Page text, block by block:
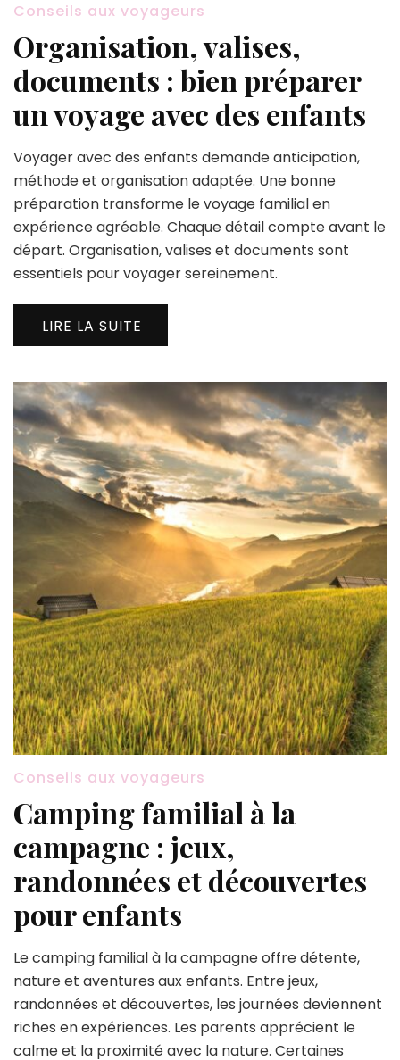
Conseils aux voyageurs
Organisation, valises,
documents : bien préparer
un voyage avec des enfants
Voyager avec des enfants demande anticipation,
méthode et organisation adaptée. Une bonne
préparation transforme le voyage familial en
expérience agréable. Chaque détail compte avant le
départ. Organisation, valises et documents sont
essentiels pour voyager sereinement.
LIRE LA SUITE
Conseils aux voyageurs
Camping familial à la
campagne : jeux,
randonnées et découvertes
pour enfants
Le camping familial à la campagne offre détente,
nature et aventures aux enfants. Entre jeux,
randonnées et découvertes, les journées deviennent
riches en expériences. Les parents apprécient le
calme et la proximité avec la nature. Certaines